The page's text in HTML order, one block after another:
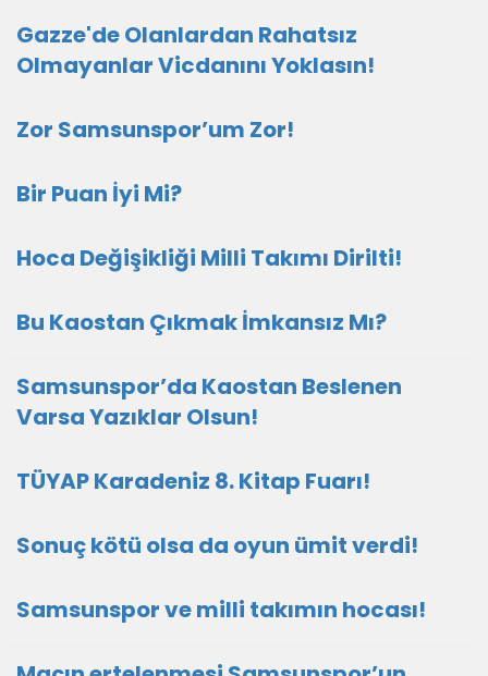
Gazze'de Olanlardan Rahatsız
Olmayanlar Vicdanını Yoklasın!
Zor Samsunspor’um Zor!
Bir Puan İyi Mi?
Hoca Değişikliği Milli Takımı Dirilti!
Bu Kaostan Çıkmak İmkansız Mı?
Samsunspor’da Kaostan Beslenen
Varsa Yazıklar Olsun!
TÜYAP Karadeniz 8. Kitap Fuarı!
Sonuç kötü olsa da oyun ümit verdi!
Samsunspor ve milli takımın hocası!